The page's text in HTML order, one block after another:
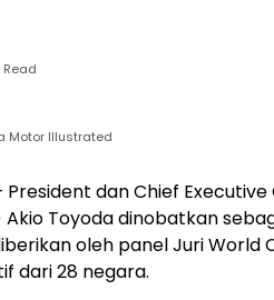
Read
Motor Illustrated
President dan Chief
Toyoda dinobatkan
oleh panel Juri World
dari 28 negara.